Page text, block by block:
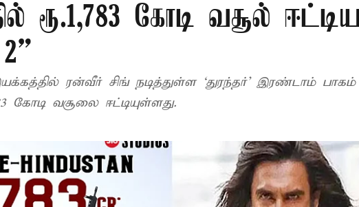
ரூ.1,783 கோடி வசூல்
ரன்வீர் சிங் நடித்துள்ள ‘துரந்தர்’ இரண்டாம் பாகம்
வாரத்தில் ரூ.1,783 கோடி வசூலை ஈட்டியுள்ளது.